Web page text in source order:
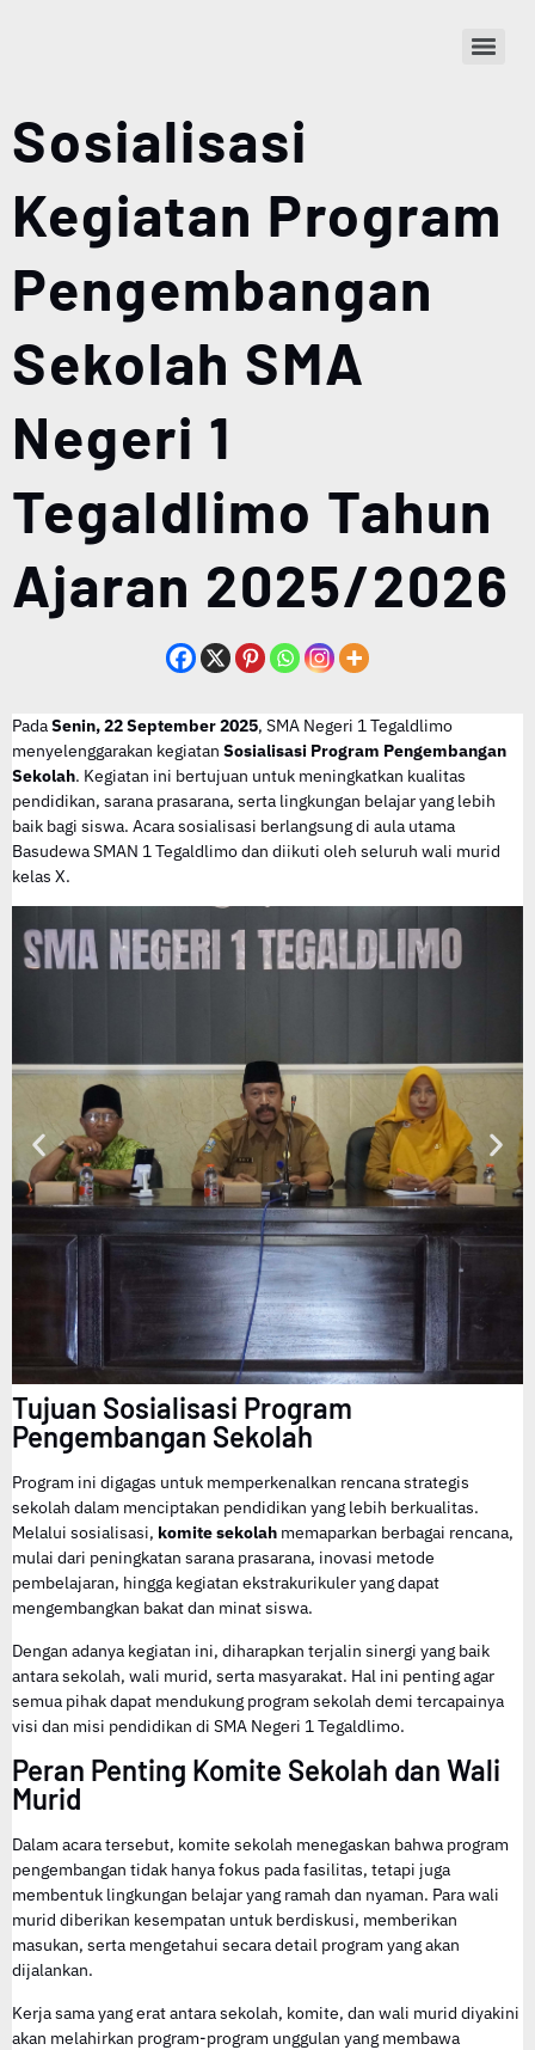
Sosialisasi
Kegiatan Program
Pengembangan
Sekolah SMA
Negeri 1
Tegaldlimo Tahun
Ajaran 2025/2026
PadaSenin, 22 September 2025, SMA Negeri 1 Tegaldlimo
menyelenggarakan kegiatan Sosialisasi Program Pengembangan
Sekolah. Kegiatan ini bertujuan untuk meningkatkan kualitas
pendidikan, sarana prasarana, serta lingkungan belajar yang lebih
baik bagi siswa. Acara sosialisasi berlangsung di aula utama
Basudewa SMAN 1 Tegaldlimo dan diikuti oleh seluruh wali murid
kelas X.
Tujuan Sosialisasi Program
Pengembangan Sekolah
Program ini digagas untuk memperkenalkan rencana strategis
sekolah dalam menciptakan pendidikan yang lebih berkualitas.
Melalui sosialisasi, komite sekolah memaparkan berbagai rencana,
mulai dari peningkatan sarana prasarana, inovasi metode
pembelajaran, hingga kegiatan ekstrakurikuler yang dapat
mengembangkan bakat dan minat siswa.
Dengan adanya kegiatan ini, diharapkan terjalin sinergi yang baik
antara sekolah, wali murid, serta masyarakat. Hal ini penting agar
semua pihak dapat mendukung program sekolah demi tercapainya
visi dan misi pendidikan di SMA Negeri 1 Tegaldlimo.
Peran Penting Komite Sekolah dan Wali
Murid
Dalam acara tersebut, komite sekolah menegaskan bahwa program
pengembangan tidak hanya fokus pada fasilitas, tetapi juga
membentuk lingkungan belajar yang ramah dan nyaman. Para wali
murid diberikan kesempatan untuk berdiskusi, memberikan
masukan, serta mengetahui secara detail program yang akan
dijalankan.
Kerja sama yang erat antara sekolah, komite, dan wali murid diyakini
akan melahirkan program-program unggulan yang membawa